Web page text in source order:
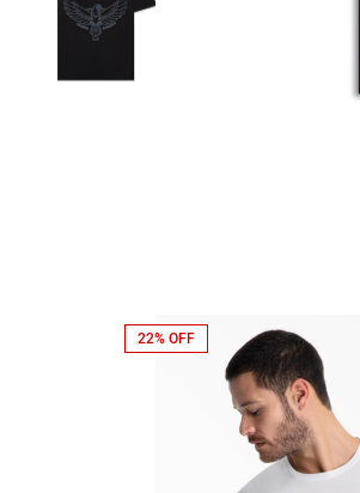
22% OFF